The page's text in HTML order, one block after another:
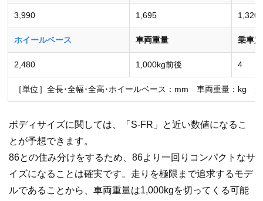
3,990 1,695 1,320
ホイールベース 車両重量 乗車
2,480 1,000kg前後 4
［単位］全長･全幅･全高･ホイールベース：mm 車両重量：kg
ボディサイズに関しては、「S-FR」と近い数値になるこ
とが予想できます。
86との住み分けをするため、86より一回りコンパクトなサ
イズになることは確実です。走りを極限まで追求するモデ
ルであることから、車両重量は1,000kgを切ってくる可能